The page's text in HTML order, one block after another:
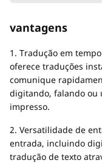
vantagens
1. Tradução em
oferece traduções
comunique
digitando, falando ou
impresso.
2. Versatilidade de
entrada, incluindo
tradução de texto